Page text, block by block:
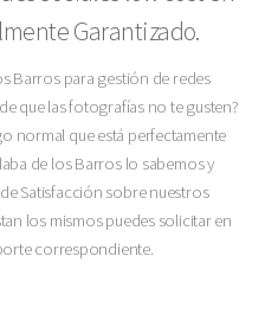
Garantizado.
Barros para gestión de redes
que las fotografías no te gusten?
normal que está perfectamente
de los Barros lo sabemos y
Satisfacción sobre nuestros
los mismos puedes solicitar en
correspondiente.